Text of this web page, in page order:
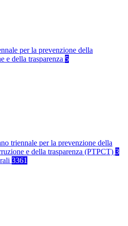
per la prevenzione della
e della trasparenza 5
triennale per la prevenzione della
e della trasparenza (PTPCT) 3
3361